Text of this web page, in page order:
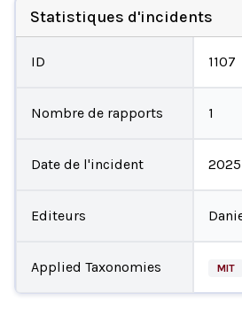
Statistiques d'incidents
ID 1107
Nombre de rapports 1
Date de l'incident
Editeurs
Applied Taxonomies MIT